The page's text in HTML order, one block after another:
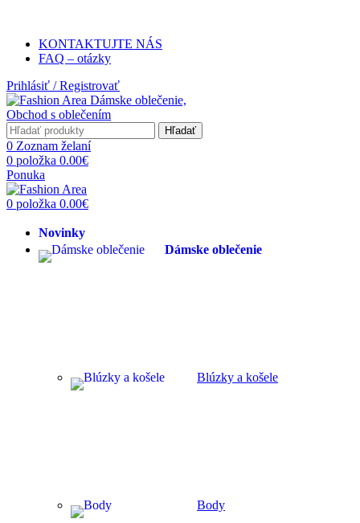
KONTAKTUJTE NÁS
FAQ – otázky
Prihlásiť / Registrovať
Hľadať
0 Zoznam želaní
0 položka 0.00€
Ponuka
0 položka 0.00€
Novinky
Dámske oblečenie
Blúzky a košele
Body